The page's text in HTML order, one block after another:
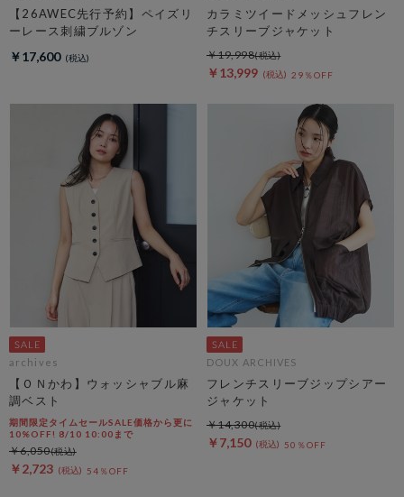
【26AWEC先行予約】ペイズリ
ーレース刺繍ブルゾン
￥17,600
カラミツイードメッシュフレン
チスリーブジャケット
￥13,999 29％OFF
￥19,998
archives
【ＯＮかわ】ウォッシャブル麻
調ベスト
期間限定タイムセールSALE価格から更に
10%OFF! 8/10 10:00まで
￥2,723 54％OFF
￥6,050
DOUX ARCHIVES
フレンチスリーブジップシアー
ジャケット
￥7,150 50％OFF
￥14,300